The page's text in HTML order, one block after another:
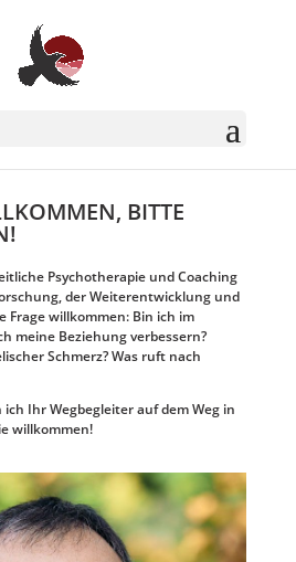
BITTE
Psychotherapie und Coaching
der Weiterentwicklung und
Frage willkommen: Bin ich im
meine Beziehung verbessern?
Schmerz? Was ruft nach
Ihr Wegbegleiter auf dem Weg in
willkommen!